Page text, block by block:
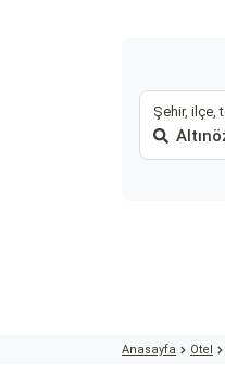
Şehir, ilçe,
Anasayfa Otel